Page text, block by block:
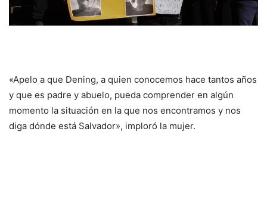
«Apelo a que Dening, a quien conocemos hace tantos años
y que es padre y abuelo, pueda comprender en algún
momento la situación en la que nos encontramos y nos
diga dónde está Salvador», imploró la mujer.